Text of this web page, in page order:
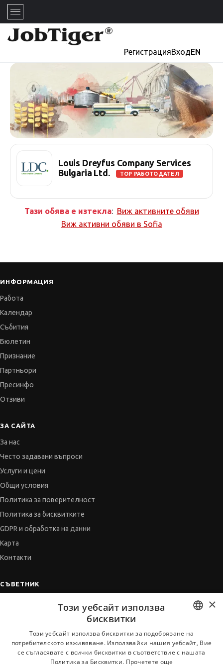
РегистрацияВходEN
Louis Dreyfus Company Services
Bulgaria Ltd.
TOP РАБОТОДАТЕЛ
Тази обява е изтекла: Виж активните обяви
Виж активни обяви в Sofia
ИНФОРМАЦИЯ
Работа
Календар
Събития
Бюлетин
Признание
Партньори
Пресинфо
Отзиви
ЗА САЙТА
За нас
Често задавани въпроси
Услуги и цени
Общи условия
Политика за поверителност
Политика за бисквитките
GDPR и обработка на данни
Карта
Контакти
СЪВЕТНИК
Когато получим оферта
BULGARIAN
ENGLISH
×
Този уебсайт използва
бисквитки
Този уебсайт използва бисквитки за подобряване на
потребителското изживяване. Използвайки нашия уебсайт, Вие
се съгласявате с всички бисквитки в съответствие с нашата
Политика за Бисквитки. Прочетете още